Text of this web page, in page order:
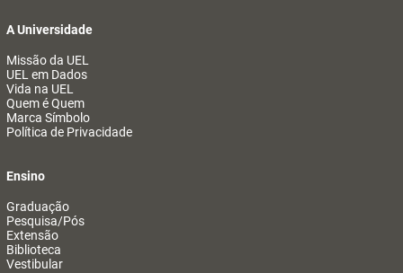
A Universidade
Missão da UEL
UEL em Dados
Vida na UEL
Quem é Quem
Marca Símbolo
Política de Privacidade
Ensino
Graduação
Pesquisa/Pós
Extensão
Biblioteca
Vestibular